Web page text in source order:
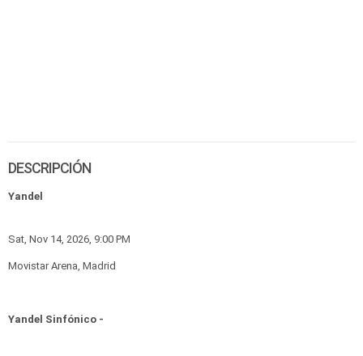
DESCRIPCIÓN
Yandel
Sat, Nov 14, 2026, 9:00 PM
Movistar Arena, Madrid
Yandel Sinfónico -